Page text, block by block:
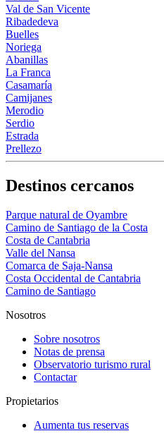
Val de San Vicente
Ribadedeva
Buelles
Noriega
Abanillas
La Franca
Casamaría
Camijanes
Merodio
Serdio
Estrada
Prellezo
Destinos cercanos
Parque natural de Oyambre
Camino de Santiago de la Costa
Costa de Cantabria
Valle del Nansa
Comarca de Saja-Nansa
Costa Occidental de Cantabria
Camino de Santiago
Nosotros
Sobre nosotros
Notas de prensa
Observatorio turismo rural
Contactar
Propietarios
Aumenta tus reservas